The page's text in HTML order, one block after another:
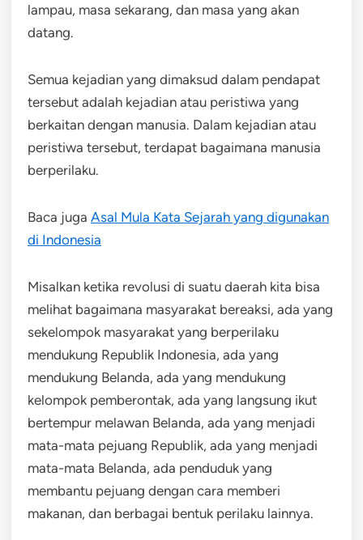
lampau, masa sekarang, dan masa yang akan
datang.
Semua kejadian yang dimaksud dalam pendapat
tersebut adalah kejadian atau peristiwa yang
berkaitan dengan manusia. Dalam kejadian atau
peristiwa tersebut, terdapat bagaimana manusia
berperilaku.
Baca juga Asal Mula Kata Sejarah yang digunakan
di Indonesia
Misalkan ketika revolusi di suatu daerah kita bisa
melihat bagaimana masyarakat bereaksi, ada yang
sekelompok masyarakat yang berperilaku
mendukung Republik Indonesia, ada yang
mendukung Belanda, ada yang mendukung
kelompok pemberontak, ada yang langsung ikut
bertempur melawan Belanda, ada yang menjadi
mata-mata pejuang Republik, ada yang menjadi
mata-mata Belanda, ada penduduk yang
membantu pejuang dengan cara memberi
makanan, dan berbagai bentuk perilaku lainnya.